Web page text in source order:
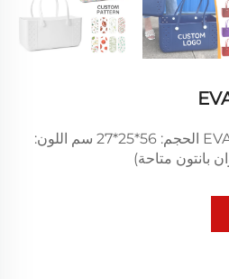
رقم الموديل: B001 المادة: EVA الحجم: 56*25*27 سم اللون:
بانتون متاحة)